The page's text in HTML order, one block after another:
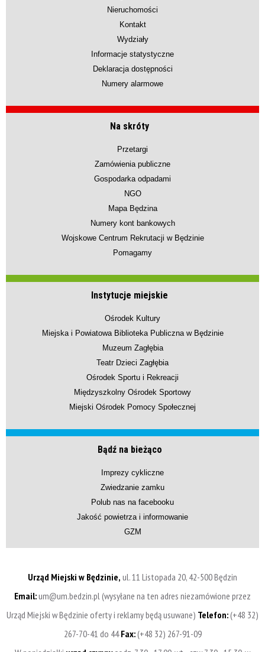
Nieruchomości
Kontakt
Wydziały
Informacje statystyczne
Deklaracja dostępności
Numery alarmowe
Na skróty
Przetargi
Zamówienia publiczne
Gospodarka odpadami
NGO
Mapa Będzina
Numery kont bankowych
Wojskowe Centrum Rekrutacji w Będzinie
Pomagamy
Instytucje miejskie
Ośrodek Kultury
Miejska i Powiatowa Biblioteka Publiczna w Będzinie
Muzeum Zagłębia
Teatr Dzieci Zagłębia
Ośrodek Sportu i Rekreacji
Międzyszkolny Ośrodek Sportowy
Miejski Ośrodek Pomocy Społecznej
Bądź na bieżąco
Imprezy cykliczne
Zwiedzanie zamku
Polub nas na facebooku
Jakość powietrza i informowanie
GZM
Urząd Miejski w Będzinie, ul. 11 Listopada 20, 42-500 Będzin
Email:um@um.bedzin.pl (wysyłane na ten adres niezamówione przez
Urząd Miejski w Będzinie oferty i reklamy będą usuwane) Telefon:(+48 32)
267-70-41 do 44Fax:(+48 32) 267-91-09